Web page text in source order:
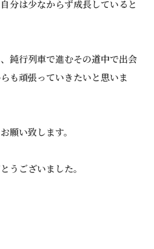
分は少なからず成長していると
鈍行列車で進むその道中で出会
も頑張っていきたいと思いま
願い致します。
うございました。